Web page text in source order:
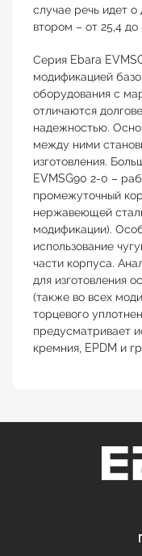
случае речь идет
втором – от 25,4 до
Серия Ebara
модификацией
оборудования с
отличаются
надежностью.
между ними
изготовления.
EVMSG90 2-0 –
промежуточный
нержавеющей
модификации).
использование
части корпуса.
для изготовления
(также во всех
торцевого
предусматривает
кремния, EPDM и